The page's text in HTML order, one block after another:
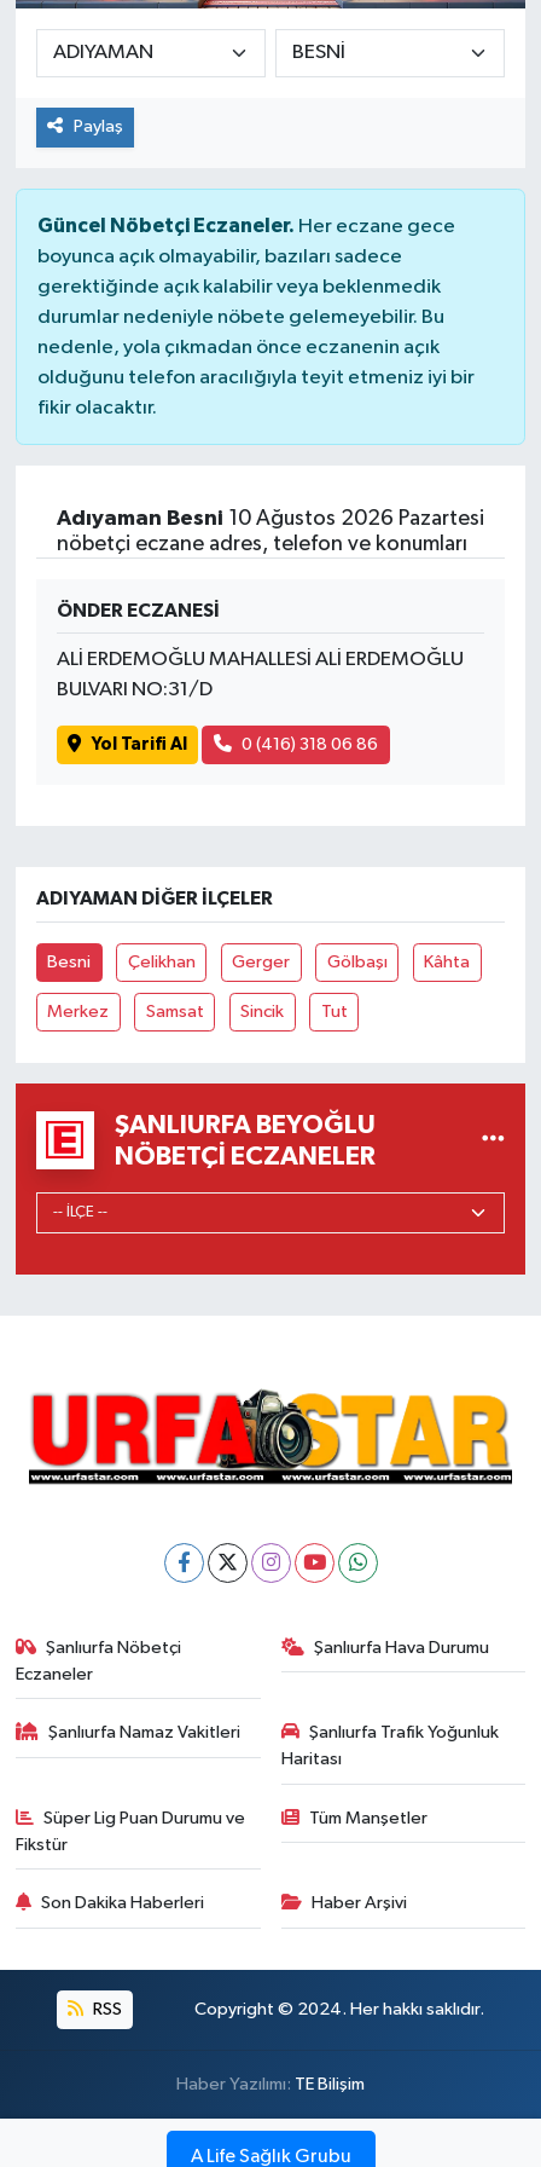
Paylaş
Güncel Nöbetçi Eczaneler. Her eczane gece
boyunca açık olmayabilir, bazıları sadece
gerektiğinde açık kalabilir veya beklenmedik
durumlar nedeniyle nöbete gelemeyebilir. Bu
nedenle, yola çıkmadan önce eczanenin açık
olduğunu telefon aracılığıyla teyit etmeniz iyi bir
fikir olacaktır.
Adıyaman Besni 10 Ağustos 2026 Pazartesi
nöbetçi eczane adres, telefon ve konumları
ÖNDER ECZANESİ
ALİ ERDEMOĞLU MAHALLESİ ALİ ERDEMOĞLU
BULVARI NO:31/D
Yol Tarifi Al 0 (416) 318 06 86
ADIYAMAN DIĞER İLÇELER
Besni Çelikhan Gerger Gölbaşı Kâhta
Merkez Samsat Sincik Tut
ŞANLIURFA BEYOĞLU
NÖBETÇI ECZANELER
Şanlıurfa Nöbetçi
Eczaneler
Şanlıurfa Hava Durumu
Şanlıurfa Namaz Vakitleri
Şanlıurfa Trafik Yoğunluk
Haritası
Süper Lig Puan Durumu ve
Fikstür
Tüm Manşetler
Son Dakika Haberleri Haber Arşivi
RSS Copyright © 2024. Her hakkı saklıdır.
Haber Yazılımı: TE Bilişim
A Life Sağlık Grubu